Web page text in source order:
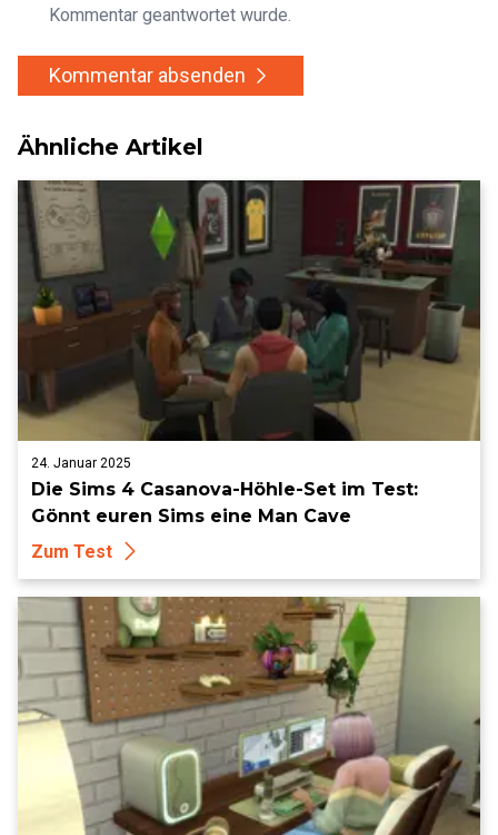
Kommentar geantwortet wurde.
Kommentar absenden
Ähnliche Artikel
24. Januar 2025
Die Sims 4 Casanova-Höhle-Set im Test:
Gönnt euren Sims eine Man Cave
Zum Test